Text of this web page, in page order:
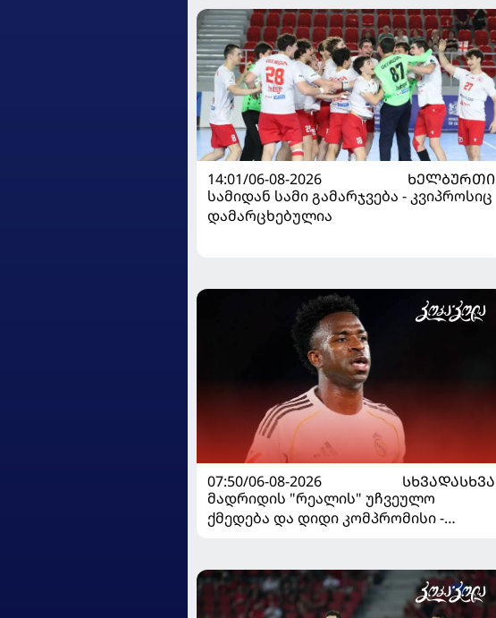
14:01/06-08-2026
ᲮᲔᲚᲑᲣᲠᲗᲘ
სამიდან სამი გამარჯვება - კვიპროსიც
დამარცხებულია
07:50/06-08-2026
ᲡᲮᲕᲐᲓᲐᲡᲮᲕᲐ
მადრიდის "რეალის" უჩვეულო
ქმედება და დიდი კომპრომისი -